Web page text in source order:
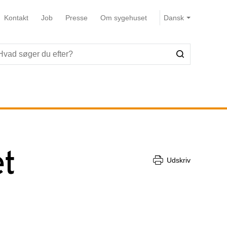
Kontakt Job Presse Om sygehuset
Udskriv